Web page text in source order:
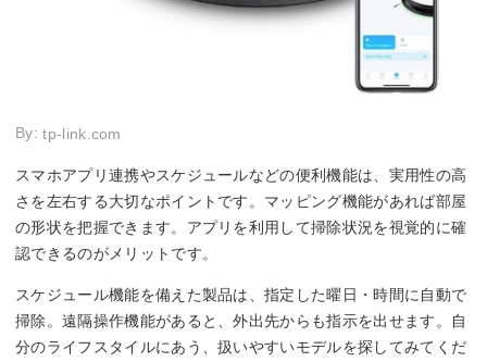
By:tp-link.com
スマホアプリ連携やスケジュールなどの便利機能は、実用性の高
さを左右する大切なポイントです。マッピング機能があれば部屋
の形状を把握できます。アプリを利用して掃除状況を視覚的に確
認できるのがメリットです。
スケジュール機能を備えた製品は、指定した曜日・時間に自動で
掃除。遠隔操作機能があると、外出先からも指示を出せます。自
分のライフスタイルにあう、扱いやすいモデルを探してみてくだ